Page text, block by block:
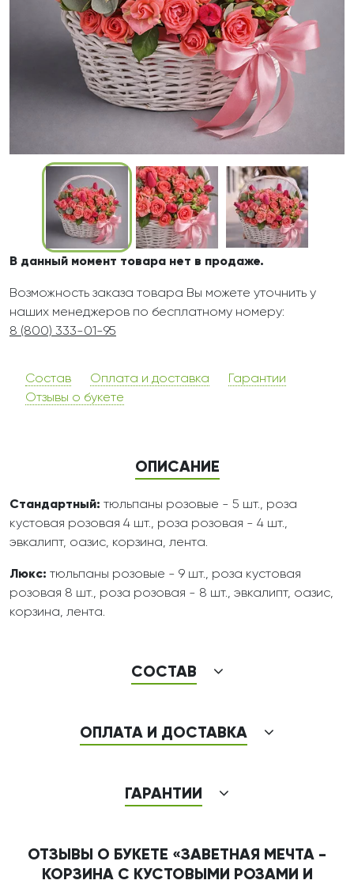
В данный момент товара нет в продаже.
Возможность заказа товара Вы можете уточнить у
наших менеджеров по бесплатному номеру:
8 (800) 333-01-95
Состав Оплата и доставка
Гарантии
Отзывы о букете
ОПИСАНИЕ
Стандартный: тюльпаны розовые - 5 шт., роза
кустовая розовая 4 шт., роза розовая - 4 шт.,
эвкалипт, оазис, корзина, лента.
Люкс: тюльпаны розовые - 9 шт., роза кустовая
розовая 8 шт., роза розовая - 8 шт., эвкалипт, оазис,
корзина, лента.
СОСТАВ
ОПЛАТА И ДОСТАВКА
ГАРАНТИИ
ОТЗЫВЫ О БУКЕТЕ «ЗАВЕТНАЯ МЕЧТА -
КОРЗИНА С КУСТОВЫМИ РОЗАМИ И